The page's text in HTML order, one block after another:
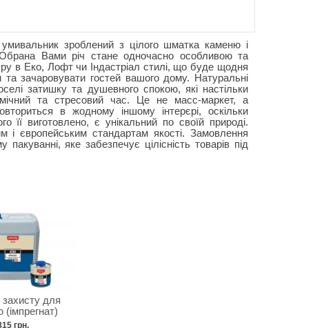
зроблений з цілого шматка каменю і
Обрана Вами річ стане одночасно особливою та
в Еко, Лофт чи Індастріал стилі, що буде щодня
зачаровувати гостей вашого дому. Натуральні
затишку та душевного спокою, які настільки
та стресовий час. Це не масс-маркет, а
в жодному іншому інтерєрі, оскільки
її виготовлено, є унікальний по своїй природі.
і європейським стандартам якості. Замовлення
яке забезпечує цілісність товарів під
для
(імпрегнат)
грн.